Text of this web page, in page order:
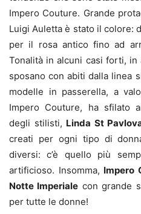
Impero Couture. Grande
Luigi Auletta è stato il colore:
per il rosa antico fino ad
Tonalità in alcuni casi forti,
sposano con abiti dalla linea
modelle in passerella, a
Impero Couture, ha sfilato
degli stilisti, Linda St
creati per ogni tipo di
diversi: c’è quello più
artificioso. Insomma, Impero
Notte Imperiale con grande
per tutte le donne!